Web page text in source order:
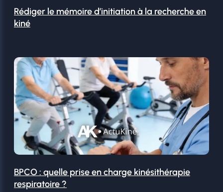
Rédiger le mémoire d’initiation à la recherche en
kiné
BPCO : quelle prise en charge kinésithérapie
respiratoire ?